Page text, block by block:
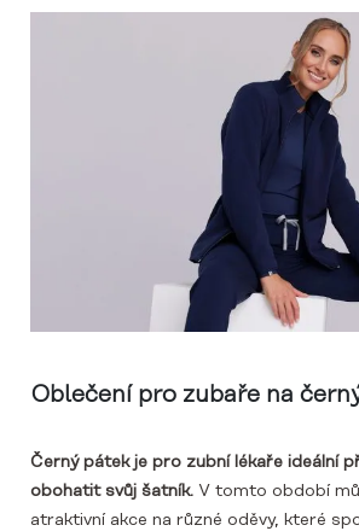
Oblečení pro zubaře na
Černý pátek je pro zubní lékaře ideální
obohatit svůj šatník. V tomto období
atraktivní akce na různé oděvy, které